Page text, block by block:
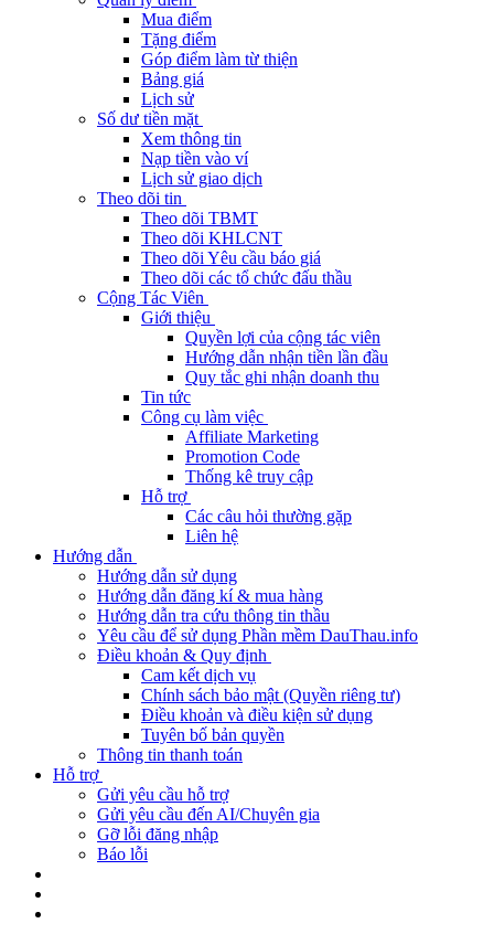
Mua điểm
Tặng điểm
Góp điểm làm từ thiện
Bảng giá
Lịch sử
Số dư tiền mặt
Xem thông tin
Nạp tiền vào ví
Lịch sử giao dịch
Theo dõi tin
Theo dõi TBMT
Theo dõi KHLCNT
Theo dõi Yêu cầu báo giá
Theo dõi các tổ chức đấu thầu
Cộng Tác Viên
Giới thiệu
Quyền lợi của cộng tác viên
Hướng dẫn nhận tiền lần đầu
Quy tắc ghi nhận doanh thu
Tin tức
Công cụ làm việc
Affiliate Marketing
Promotion Code
Thống kê truy cập
Hỗ trợ
Các câu hỏi thường gặp
Liên hệ
Hướng dẫn
Hướng dẫn sử dụng
Hướng dẫn đăng kí & mua hàng
Hướng dẫn tra cứu thông tin thầu
Yêu cầu để sử dụng Phần mềm DauThau.info
Điều khoản & Quy định
Cam kết dịch vụ
Chính sách bảo mật (Quyền riêng tư)
Điều khoản và điều kiện sử dụng
Tuyên bố bản quyền
Thông tin thanh toán
Hỗ trợ
Gửi yêu cầu hỗ trợ
Gửi yêu cầu đến AI/Chuyên gia
Gỡ lỗi đăng nhập
Báo lỗi